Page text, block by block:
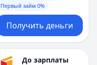
Первый займ 0%
Получить деньги
До зарплаты